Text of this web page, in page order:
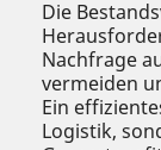
Die
Nachfrage
vermeiden
Ein
Logistik,